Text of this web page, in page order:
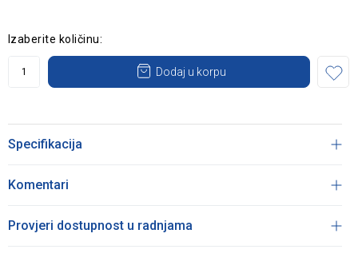
Izaberite količinu:
Dodaj u korpu
Specifikacija
Komentari
Provjeri dostupnost u radnjama